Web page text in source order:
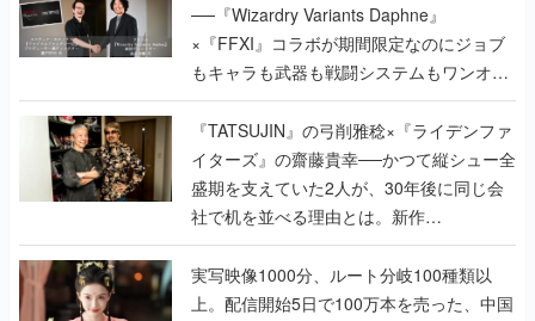
──『Wizardry Variants Daphne』
×『FFXI』コラボが期間限定なのにジョブ
もキャラも武器も戦闘システムもワンオフ
で作り込まれた理由を両ディレクターに聞
く
『TATSUJIN』の弓削雅稔×『ライデンファ
イターズ』の齋藤貴幸──かつて縦シュー全
盛期を支えていた2人が、30年後に同じ会
社で机を並べる理由とは。新作
『TATSUJIN EXTREME』で初タッグを組
んだレジェンド2人に訊く開発秘話
実写映像1000分、ルート分岐100種類以
上。配信開始5日で100万本を売った、中国